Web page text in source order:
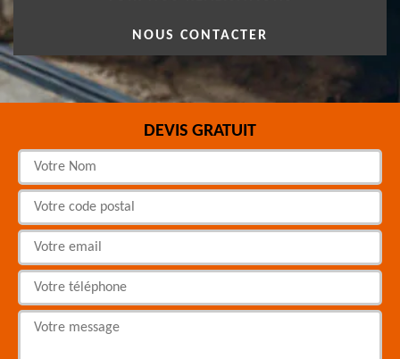
NOUS CONTACTER
DEVIS GRATUIT